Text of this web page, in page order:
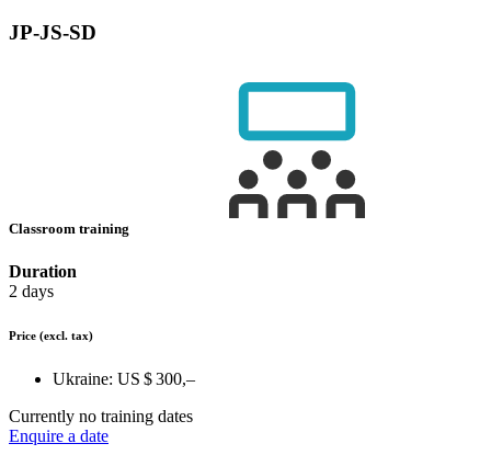
JP-JS-SD
Classroom training
Duration
2 days
Price (excl. tax)
Ukraine: US $ 300,–
Currently no training dates
Enquire a date